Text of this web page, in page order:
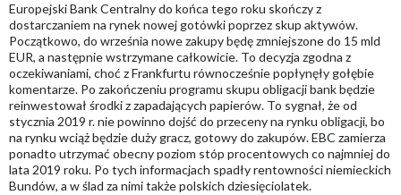
Europejski Bank Centralny do końca tego roku skończy z
dostarczaniem na rynek nowej gotówki poprzez skup aktywów.
Początkowo, do września nowe zakupy będę zmniejszone do 15 mld
EUR, a następnie wstrzymane całkowicie. To decyzja zgodna z
oczekiwaniami, choć z Frankfurtu równocześnie popłynęły gołębie
komentarze. Po zakończeniu programu skupu obligacji bank będzie
reinwestował środki z zapadających papierów. To sygnał, że od
stycznia 2019 r. nie powinno dojść do przeceny na rynku obligacji, bo
na rynku wciąż będzie duży gracz, gotowy do zakupów. EBC zamierza
ponadto utrzymać obecny poziom stóp procentowych co najmniej do
lata 2019 roku. Po tych informacjach spadły rentowności niemieckich
Bundów, a w ślad za nimi także polskich dziesięciolatek.